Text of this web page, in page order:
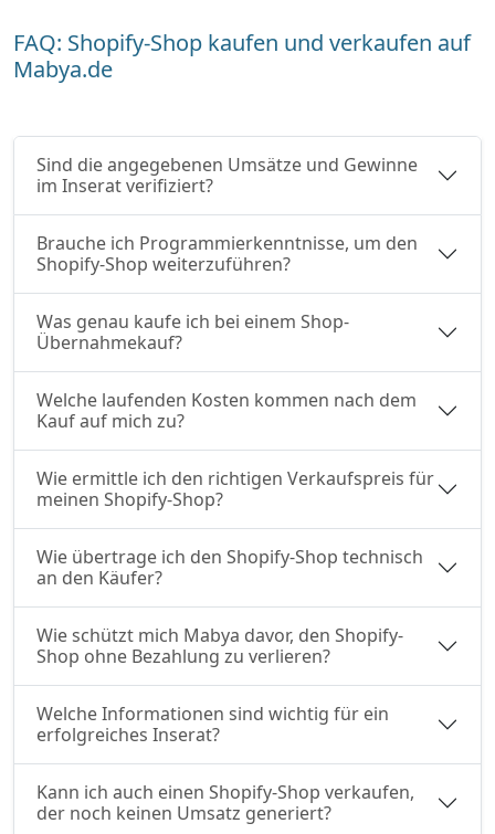
FAQ: Shopify-Shop kaufen und verkaufen auf
Mabya.de
Sind die angegebenen Umsätze und Gewinne
im Inserat verifiziert?
Brauche ich Programmierkenntnisse, um den
Shopify-Shop weiterzuführen?
Was genau kaufe ich bei einem Shop-
Übernahmekauf?
Welche laufenden Kosten kommen nach dem
Kauf auf mich zu?
Wie ermittle ich den richtigen Verkaufspreis für
meinen Shopify-Shop?
Wie übertrage ich den Shopify-Shop technisch
an den Käufer?
Wie schützt mich Mabya davor, den Shopify-
Shop ohne Bezahlung zu verlieren?
Welche Informationen sind wichtig für ein
erfolgreiches Inserat?
Kann ich auch einen Shopify-Shop verkaufen,
der noch keinen Umsatz generiert?